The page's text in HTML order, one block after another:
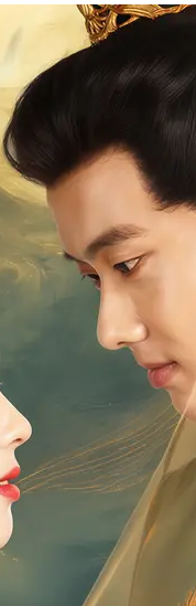
amnesia。Nikah
kebenaran, ia
5 tahun kemudian balik,